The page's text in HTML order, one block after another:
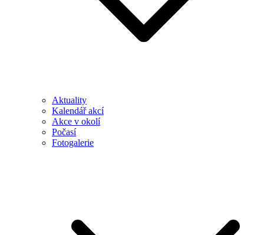
Aktuality
Kalendář akcí
Akce v okolí
Počasí
Fotogalerie